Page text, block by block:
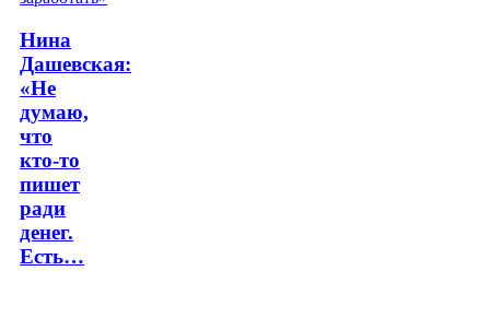
Нина
Дашевская:
«Не
думаю,
что
кто-то
пишет
ради
денег.
Есть…